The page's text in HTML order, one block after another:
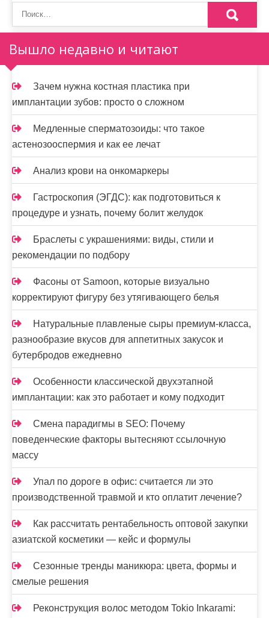
п
о
з
а
п
и
с
я
м
Вышло недавно и читают
Зачем нужна костная пластика при
имплантации зубов: просто о сложном
Медленные сперматозоиды: что такое
астенозооспермия и как ее лечат
Анализ крови на онкомаркеры
Гастроскопия (ЭГДС): как подготовиться к
процедуре и узнать, почему болит желудок
Браслеты с украшениями: виды, стили и
рекомендации по подбору
Фасоны от Samoon, которые визуально
корректируют фигуру без утягивающего белья
Натуральные плавленые сыры премиум-класса,
разнообразие вкусов для аппетитных закусок и
бутербродов ежедневно
Особенности классической двухэтапной
имплантации: как это работает и кому подходит
Смена парадигмы в SEO: Почему
поведенческие факторы вытесняют ссылочную
массу
Упал по дороге в офис: считается ли это
производственной травмой и кто оплатит лечение?
Как рассчитать рентабельность оптовой закупки
азиатской косметики — кейс и формулы
Сезонные тренды маникюра: цвета, формы и
смелые решения
Реконструкция волос методом Tokio Inkarami: